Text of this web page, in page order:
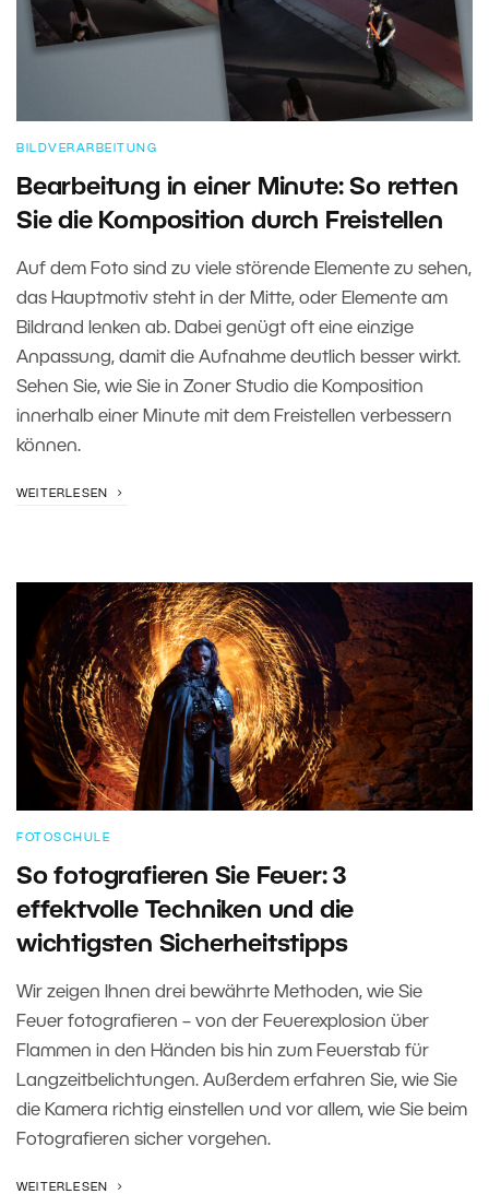
BILDVERARBEITUNG
Bearbeitung in einer Minute: So retten
Sie die Komposition durch Freistellen
Auf dem Foto sind zu viele störende Elemente zu sehen,
das Hauptmotiv steht in der Mitte, oder Elemente am
Bildrand lenken ab. Dabei genügt oft eine einzige
Anpassung, damit die Aufnahme deutlich besser wirkt.
Sehen Sie, wie Sie in Zoner Studio die Komposition
innerhalb einer Minute mit dem Freistellen verbessern
können.
WEITERLESEN
FOTOSCHULE
So fotografieren Sie Feuer: 3
effektvolle Techniken und die
wichtigsten Sicherheitstipps
Wir zeigen Ihnen drei bewährte Methoden, wie Sie
Feuer fotografieren – von der Feuerexplosion über
Flammen in den Händen bis hin zum Feuerstab für
Langzeitbelichtungen. Außerdem erfahren Sie, wie Sie
die Kamera richtig einstellen und vor allem, wie Sie beim
Fotografieren sicher vorgehen.
WEITERLESEN